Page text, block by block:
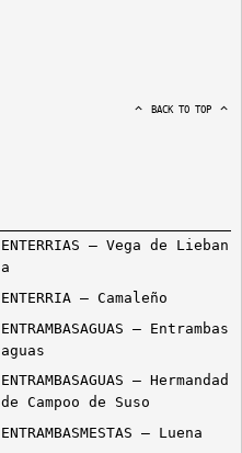
BACK TO TOP
ENTERRIAS – Vega de Lieban
a
ENTERRIA – Camaleño
ENTRAMBASAGUAS – Entrambas
aguas
ENTRAMBASAGUAS – Hermandad
de Campoo de Suso
ENTRAMBASMESTAS – Luena